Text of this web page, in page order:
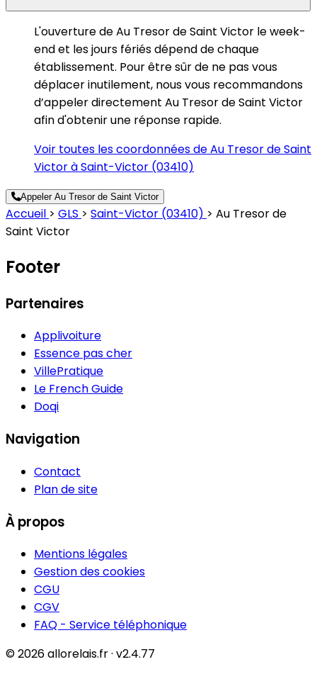
L'ouverture de Au Tresor de Saint Victor le week-
end et les jours fériés dépend de chaque
établissement. Pour être sûr de ne pas vous
déplacer inutilement, nous vous recommandons
d’appeler directement Au Tresor de Saint Victor
afin d'obtenir une réponse rapide.
Voir toutes les coordonnées de Au Tresor de Saint
Victor à Saint-Victor (03410)
Appeler Au Tresor de Saint Victor
Accueil > GLS > Saint-Victor (03410) > Au Tresor de
Saint Victor
Footer
Partenaires
Applivoiture
Essence pas cher
VillePratique
Le French Guide
Doqi
Navigation
Contact
Plan de site
À propos
Mentions légales
Gestion des cookies
CGU
CGV
FAQ - Service téléphonique
© 2026 allorelais.fr · v2.4.77